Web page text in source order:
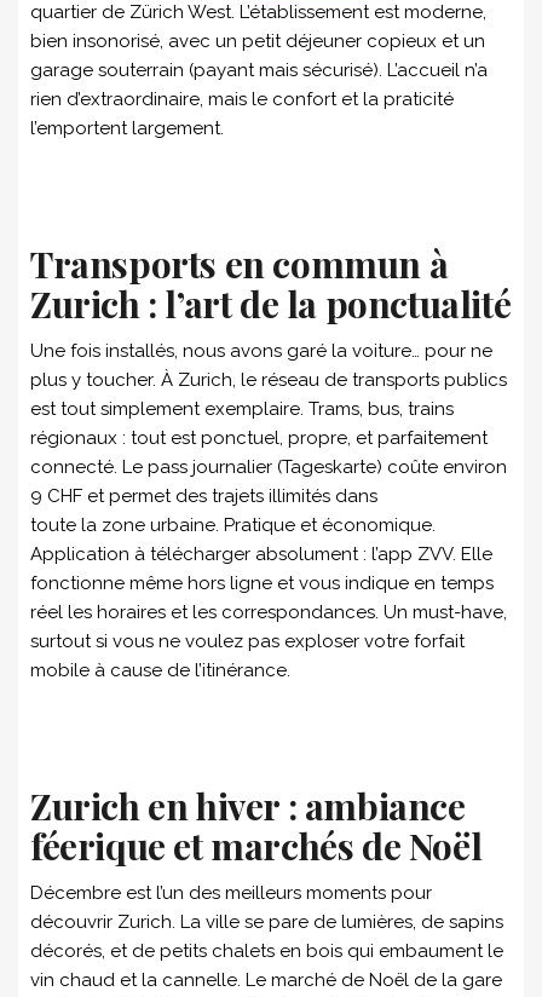
quartier de Zürich West. L’établissement est moderne,
bien insonorisé, avec un petit déjeuner copieux et un
garage souterrain (payant mais sécurisé). L’accueil n’a
rien d’extraordinaire, mais le confort et la praticité
l’emportent largement.
Transports en commun à
Zurich : l’art de la ponctualité
Une fois installés, nous avons garé la voiture… pour ne
plus y toucher. À Zurich, le réseau de transports publics
est tout simplement exemplaire. Trams, bus, trains
régionaux : tout est ponctuel, propre, et parfaitement
connecté. Le pass journalier (Tageskarte) coûte environ
9 CHF et permet des trajets illimités dans
toute la zone urbaine. Pratique et économique.
Application à télécharger absolument : l’app ZVV. Elle
fonctionne même hors ligne et vous indique en temps
réel les horaires et les correspondances. Un must-have,
surtout si vous ne voulez pas exploser votre forfait
mobile à cause de l’itinérance.
Zurich en hiver : ambiance
féerique et marchés de Noël
Décembre est l’un des meilleurs moments pour
découvrir Zurich. La ville se pare de lumières, de sapins
décorés, et de petits chalets en bois qui embaument le
vin chaud et la cannelle. Le marché de Noël de la gare